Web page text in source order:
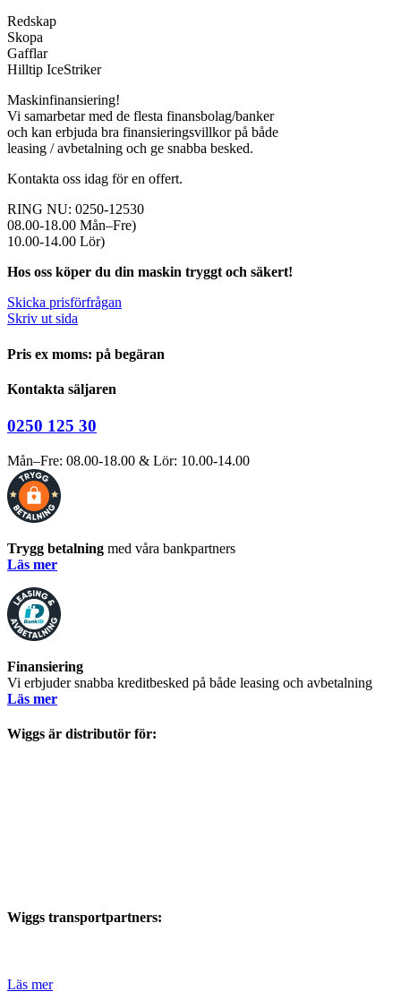
Redskap
Skopa
Gafflar
Hilltip IceStriker
Maskinfinansiering!
Vi samarbetar med de flesta finansbolag/banker
och kan erbjuda bra finansieringsvillkor på både
leasing / avbetalning och ge snabba besked.
Kontakta oss idag för en offert.
RING NU: 0250-12530
08.00-18.00 Mån–Fre)
10.00-14.00 Lör)
Hos oss köper du din maskin tryggt och säkert!
Skicka prisförfrågan
Skriv ut sida
Pris ex moms: på begäran
Kontakta säljaren
0250 125 30
Mån–Fre: 08.00-18.00 & Lör: 10.00-14.00
Trygg betalning med våra bankpartners
Läs mer
Finansiering
Vi erbjuder snabba kreditbesked på både leasing och avbetalning
Läs mer
Wiggs är distributör för:
Wiggs transportpartners:
Läs mer